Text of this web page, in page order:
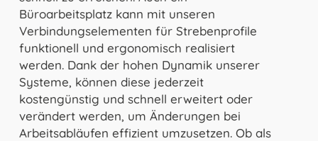
Büroarbeitsplatz kann mit unseren
Verbindungselementen für Strebenprofile
funktionell und ergonomisch realisiert
werden. Dank der hohen Dynamik unserer
Systeme, können diese jederzeit
kostengünstig und schnell erweitert oder
verändert werden, um Änderungen bei
Arbeitsabläufen effizient umzusetzen. Ob als